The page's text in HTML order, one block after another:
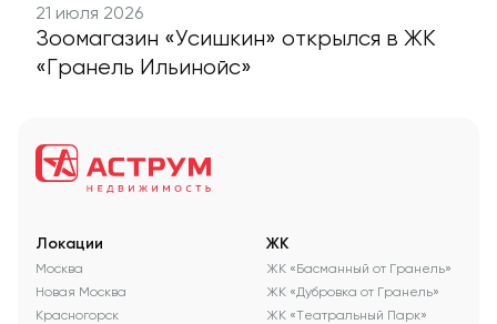
21 июля 2026
Зоомагазин «Усишкин» открылся в ЖК
«Гранель Ильинойс»
Локации
Москва
Новая Москва
Красногорск
ЖК
ЖК «Басманный от Гранель»
ЖК «Дубровка от Гранель»
ЖК «Театральный Парк»